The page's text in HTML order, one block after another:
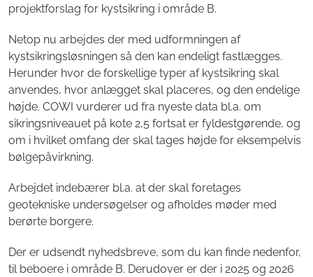
projektforslag for kystsikring i område B.
Netop nu arbejdes der med udformningen af
kystsikringsløsningen så den kan endeligt fastlægges.
Herunder hvor de forskellige typer af kystsikring skal
anvendes, hvor anlægget skal placeres, og den endelige
højde. COWI vurderer ud fra nyeste data bl.a. om
sikringsniveauet på kote 2,5 fortsat er fyldestgørende, og
om i hvilket omfang der skal tages højde for eksempelvis
bølgepåvirkning.
Arbejdet indebærer bl.a. at der skal foretages
geotekniske undersøgelser og afholdes møder med
berørte borgere.
Der er udsendt nyhedsbreve, som du kan finde nedenfor,
til beboere i område B. Derudover er der i 2025 og 2026